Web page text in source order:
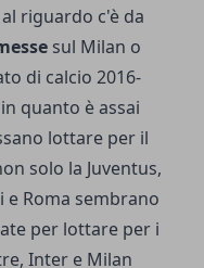
riguardo c'è da
sul Milan o
di calcio 2016-
quanto è assai
lottare per il
solo la Juventus,
e Roma sembrano
per lottare per i
Inter e Milan